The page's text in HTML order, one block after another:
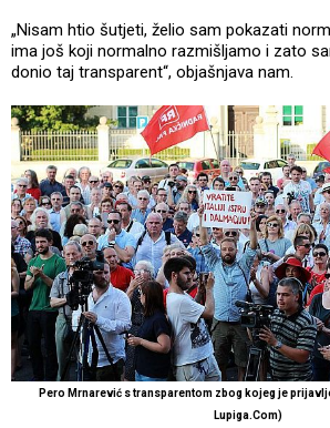
„Nisam htio šutjeti, želio sam pokazati
ima još koji normalno razmišljamo i zato
donio taj transparent“, objašnjava nam.
Pero Mrnarević s transparentom zbog kojeg je
Lupiga.Com)